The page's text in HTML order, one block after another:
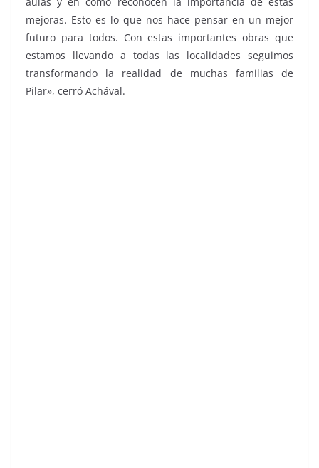
mejoras. Esto es lo que nos hace pensar en un mejor
futuro para todos. Con estas importantes obras que
estamos llevando a todas las localidades seguimos
transformando la realidad de muchas familias de
Pilar», cerró Achával.